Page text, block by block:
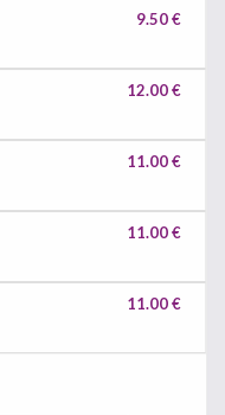
9.50 €
12.00 €
11.00 €
11.00 €
11.00 €